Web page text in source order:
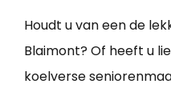
Houdt u van een de
Blaimont? Of heeft u
koelverse